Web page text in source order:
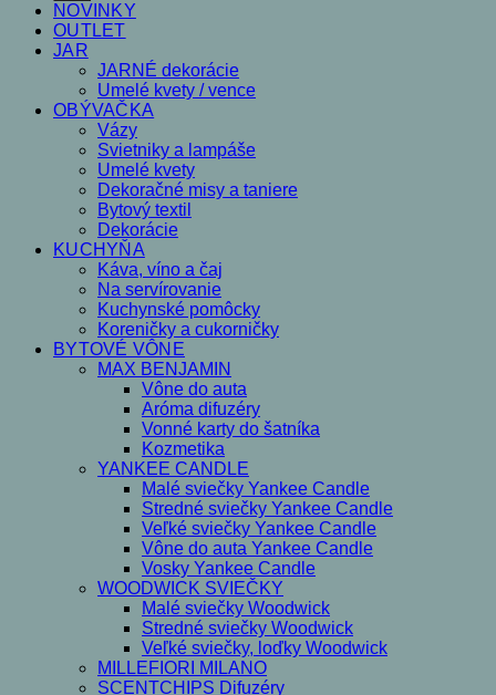
NOVINKY
OUTLET
JAR
JARNÉ dekorácie
Umelé kvety / vence
OBÝVAČKA
Vázy
Svietniky a lampáše
Umelé kvety
Dekoračné misy a taniere
Bytový textil
Dekorácie
KUCHYŇA
Káva, víno a čaj
Na servírovanie
Kuchynské pomôcky
Koreničky a cukorničky
BYTOVÉ VÔNE
MAX BENJAMIN
Vône do auta
Aróma difuzéry
Vonné karty do šatníka
Kozmetika
YANKEE CANDLE
Malé sviečky Yankee Candle
Stredné sviečky Yankee Candle
Veľké sviečky Yankee Candle
Vône do auta Yankee Candle
Vosky Yankee Candle
WOODWICK SVIEČKY
Malé sviečky Woodwick
Stredné sviečky Woodwick
Veľké sviečky, loďky Woodwick
MILLEFIORI MILANO
SCENTCHIPS Difuzéry